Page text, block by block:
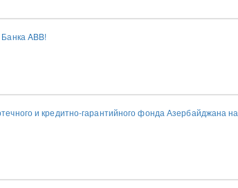
ABB!
и кредитно-гарантийного фонда Азербайджана на